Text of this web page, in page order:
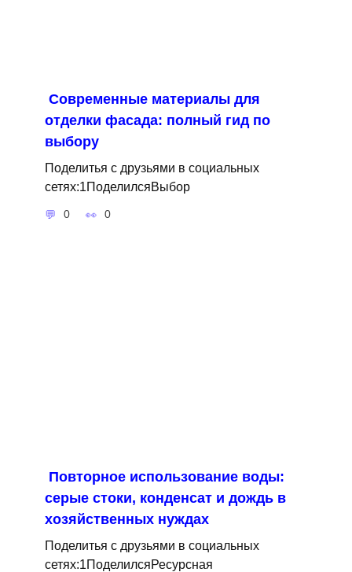
Современные материалы для
отделки фасада: полный гид по
выбору
Поделитья с друзьями в социальных
сетях:1ПоделилсяВыбор
0 0
Повторное использование воды:
серые стоки, конденсат и дождь в
хозяйственных нуждах
Поделитья с друзьями в социальных
сетях:1ПоделилсяРесурсная